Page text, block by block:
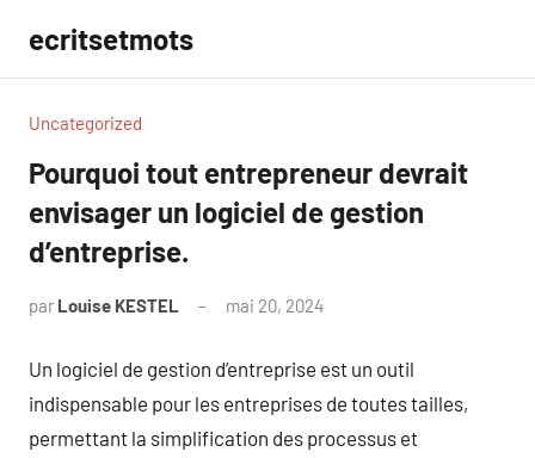
contenu
ecritsetmots
Uncategorized
Pourquoi tout entrepreneur devrait
envisager un logiciel de gestion
d’entreprise.
par Louise KESTEL mai 20, 2024
Un logiciel de gestion d’entreprise est un outil
indispensable pour les entreprises de toutes tailles,
permettant la simplification des processus et